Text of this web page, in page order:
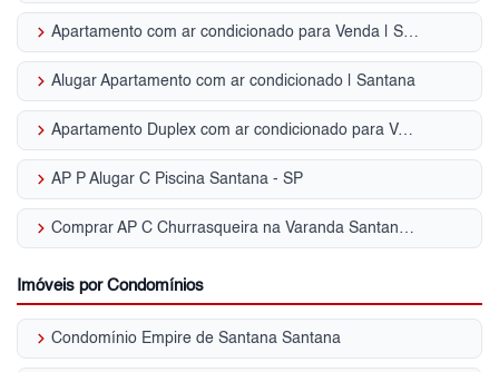
keyboard_arrow_right Apartamento com ar condicionado para Venda | Santana
keyboard_arrow_right Alugar Apartamento com ar condicionado | Santana
keyboard_arrow_right Apartamento Duplex com ar condicionado para Venda | Santana
keyboard_arrow_right AP P Alugar C Piscina Santana - SP
keyboard_arrow_right Comprar AP C Churrasqueira na Varanda Santana - SP
Imóveis por Condomínios
keyboard_arrow_right Condomínio Empire de Santana Santana